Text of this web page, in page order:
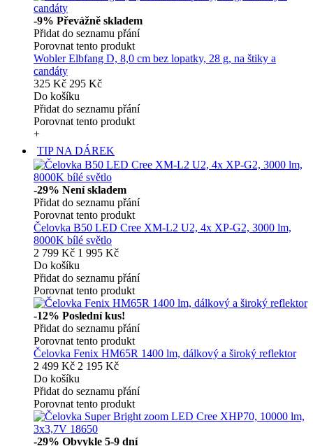
-9% Převážně skladem
Přidat do seznamu přání
Porovnat tento produkt
Wobler Elbfang D, 8,0 cm bez lopatky, 28 g, na štiky a
candáty
325 Kč 295 Kč
Do košíku
Přidat do seznamu přání
Porovnat tento produkt
+
TIP NA DÁREK
-29% Není skladem
Přidat do seznamu přání
Porovnat tento produkt
Čelovka B50 LED Cree XM-L2 U2, 4x XP-G2, 3000 lm,
8000K bílé světlo
2 799 Kč 1 995 Kč
Do košíku
Přidat do seznamu přání
Porovnat tento produkt
-12% Poslední kus!
Přidat do seznamu přání
Porovnat tento produkt
Čelovka Fenix HM65R 1400 lm, dálkový a široký reflektor
2 499 Kč 2 195 Kč
Do košíku
Přidat do seznamu přání
Porovnat tento produkt
-29% Obvykle 5-9 dní